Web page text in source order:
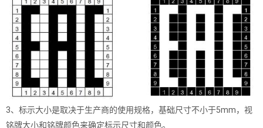
3、标示大小是取决于生产商的使用规格，基础尺寸不小于5mm，视
铭牌大小和铭牌颜色来确定标示尺寸和颜色。